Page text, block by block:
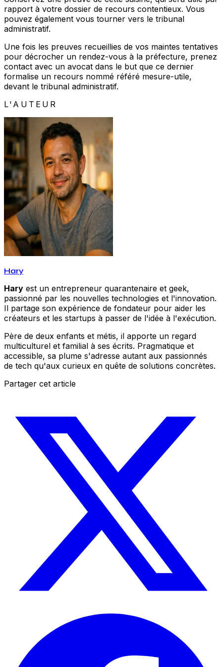
rapport à votre dossier de recours contentieux. Vous
pouvez également vous tourner vers le tribunal
administratif.
Une fois les preuves recueillies de vos maintes tentatives
pour décrocher un rendez-vous à la préfecture, prenez
contact avec un avocat dans le but que ce dernier
formalise un recours nommé référé mesure-utile,
devant le tribunal administratif.
L'AUTEUR
Hary
Hary est un entrepreneur quarantenaire et geek,
passionné par les nouvelles technologies et l'innovation.
Il partage son expérience de fondateur pour aider les
créateurs et les startups à passer de l'idée à l'exécution.
Père de deux enfants et métis, il apporte un regard
multiculturel et familial à ses écrits. Pragmatique et
accessible, sa plume s'adresse autant aux passionnés
de tech qu'aux curieux en quête de solutions concrètes.
Partager cet article